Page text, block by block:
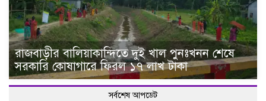
রাজবাড়ীর বালিয়াকান্দিতে দুই খাল পুনঃখনন শেষে
সরকারি কোষাগারে ফিরল ১৭ লাখ টাকা
সর্বশেষ আপডেট